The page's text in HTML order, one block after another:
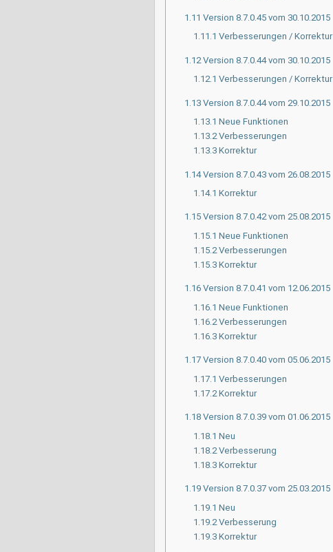
1.11 Version 8.7.0.45 vom 30.10.2015
1.11.1 Verbesserungen / Korrektur
1.12 Version 8.7.0.44 vom 30.10.2015
1.12.1 Verbesserungen / Korrektur
1.13 Version 8.7.0.44 vom 29.10.2015
1.13.1 Neue Funktionen
1.13.2 Verbesserungen
1.13.3 Korrektur
1.14 Version 8.7.0.43 vom 26.08.2015
1.14.1 Korrektur
1.15 Version 8.7.0.42 vom 25.08.2015
1.15.1 Neue Funktionen
1.15.2 Verbesserungen
1.15.3 Korrektur
1.16 Version 8.7.0.41 vom 12.06.2015
1.16.1 Neue Funktionen
1.16.2 Verbesserungen
1.16.3 Korrektur
1.17 Version 8.7.0.40 vom 05.06.2015
1.17.1 Verbesserungen
1.17.2 Korrektur
1.18 Version 8.7.0.39 vom 01.06.2015
1.18.1 Neu
1.18.2 Verbesserung
1.18.3 Korrektur
1.19 Version 8.7.0.37 vom 25.03.2015
1.19.1 Neu
1.19.2 Verbesserung
1.19.3 Korrektur